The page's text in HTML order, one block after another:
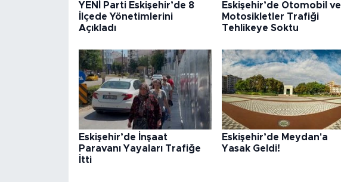
YENİ Parti Eskişehir’de 8
İlçede Yönetimlerini
Açıkladı
Eskişehir’de Otomobil ve
Motosikletler Trafiği
Tehlikeye Soktu
Eskişehir’de İnşaat
Paravanı Yayaları Trafiğe
İtti
Eskişehir’de Meydan'a
Yasak Geldi!